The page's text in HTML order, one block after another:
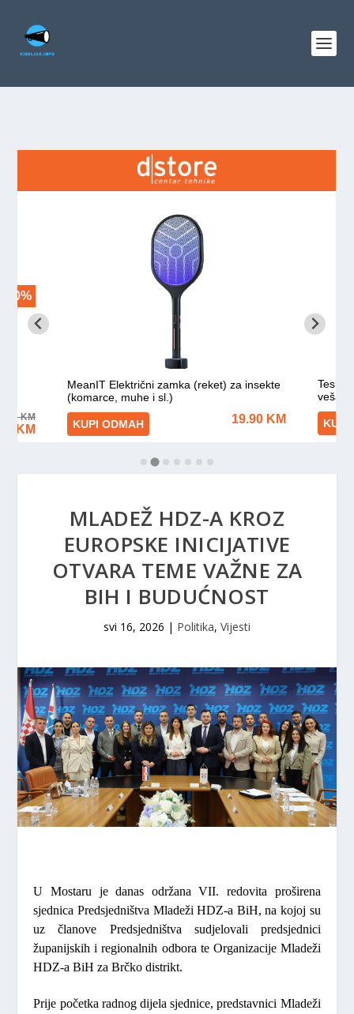
MLADEŽ HDZ-A KROZ
EUROPSKE INICIJATIVE
OTVARA TEME VAŽNE ZA
BIH I BUDUĆNOST
svi 16, 2026 | Politika, Vijesti
U Mostaru je danas održana VII. redovita proširena
sjednica Predsjedništva Mladeži HDZ-a BiH, na kojoj su
uz članove Predsjedništva sudjelovali predsjednici
županijskih i regionalnih odbora te Organizacije Mladeži
HDZ-a BiH za Brčko distrikt.
Prije početka radnog dijela sjednice, predstavnici Mladeži